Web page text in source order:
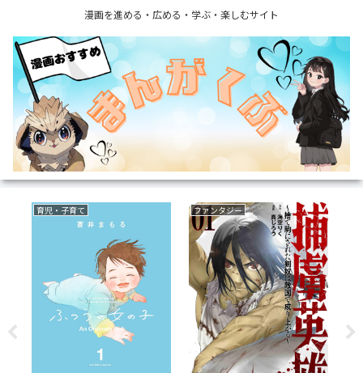
漫画を進める・広める・学ぶ・楽しむサイト
育児・子育て ファンタジー